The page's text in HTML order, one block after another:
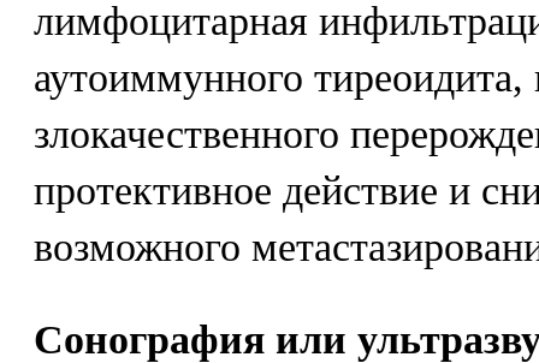
лимфоцитарная
аутоиммунного
злокачественного
протективное действие и
возможного
Сонография или